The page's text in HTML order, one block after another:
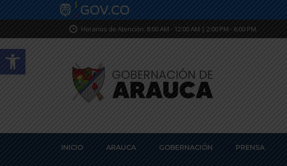
Abrir barra de herramientas
Horarios de Atención: 8:00 AM - 12:00 AM | 2:00 PM - 6:00 PM.
INICIO ARAUCA GOBERNACIÓN PRENSA